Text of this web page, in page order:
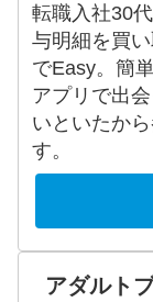
転職入社30
与明細を買
でEasy。簡
アプリで出
いといたか
す。
アダルト